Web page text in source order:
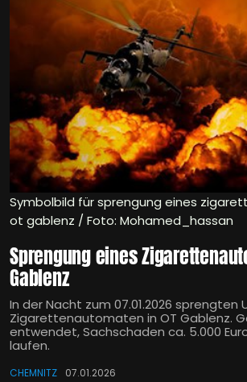
Symbolbild für sprengung eines
ot gablenz / Foto: Mohamed_hassan
Sprengung eines
Gablenz
In der Nacht zum 07.01.2026 sprengten
Zigarettenautomaten in OT Gablenz.
entwendet, Sachschaden ca. 5.000
laufen.
CHEMNITZ 07.01.2026